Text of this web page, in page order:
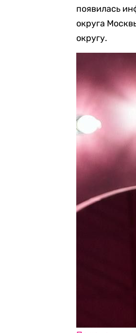
появилась
округа
округу.